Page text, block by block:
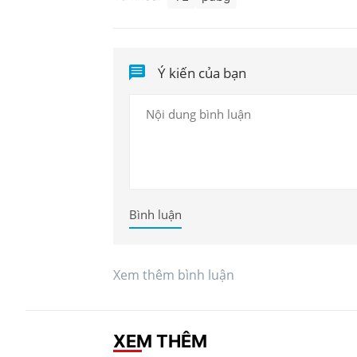
Ý kiến của bạn
Bình luận
Xem thêm bình luận
XEM THÊM